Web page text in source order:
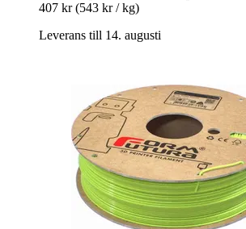
407 kr (543 kr / kg)
Leverans till 14. augusti